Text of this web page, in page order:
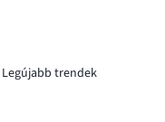
Legújabb trendek